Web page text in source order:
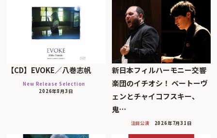
【CD】EVOKE／八巻志帆
New Release Selection
2026年8月3日
新日本フィルハーモニー交響
楽団のイチオシ！ ベートーヴ
ェンとチャイコフスキー、
鬼…
注目公演 2026年7月31日